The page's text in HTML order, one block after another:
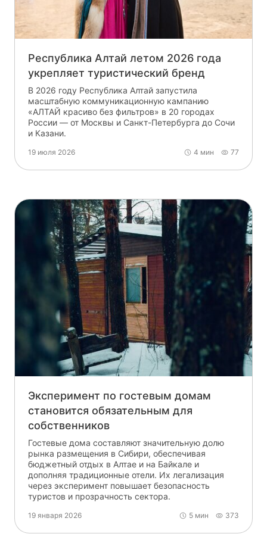
Республика Алтай летом 2026 года
укрепляет туристический бренд
В 2026 году Республика Алтай запустила
масштабную коммуникационную кампанию
«АЛТАЙ красиво без фильтров» в 20 городах
России — от Москвы и Санкт-Петербурга до Сочи
и Казани.
19 июля 2026 4 мин 77
Эксперимент по гостевым домам
становится обязательным для
собственников
Гостевые дома составляют значительную долю
рынка размещения в Сибири, обеспечивая
бюджетный отдых в Алтае и на Байкале и
дополняя традиционные отели. Их легализация
через эксперимент повышает безопасность
туристов и прозрачность сектора.
19 января 2026 5 мин 373